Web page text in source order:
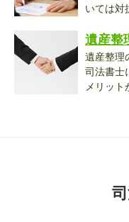
いては対
遺産整
遺産整理
司法書士
メリット